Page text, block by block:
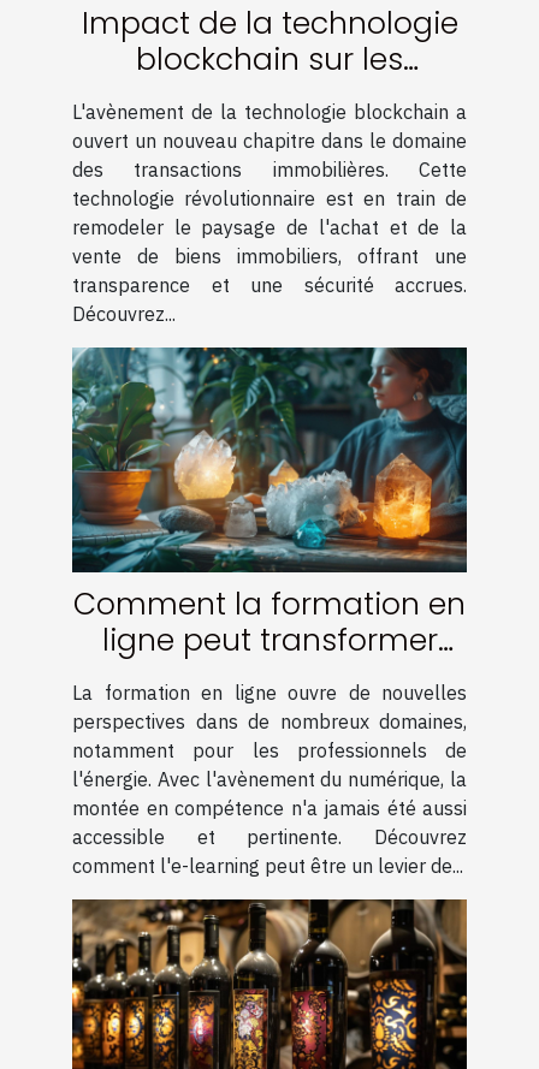
Impact de la technologie
blockchain sur les
transactions immobilières
L'avènement de la technologie blockchain a
ouvert un nouveau chapitre dans le domaine
des transactions immobilières. Cette
technologie révolutionnaire est en train de
remodeler le paysage de l'achat et de la
vente de biens immobiliers, offrant une
transparence et une sécurité accrues.
Découvrez...
Comment la formation en
ligne peut transformer
votre carrière
d'énergéticien
La formation en ligne ouvre de nouvelles
perspectives dans de nombreux domaines,
notamment pour les professionnels de
l'énergie. Avec l'avènement du numérique, la
montée en compétence n'a jamais été aussi
accessible et pertinente. Découvrez
comment l'e-learning peut être un levier de...